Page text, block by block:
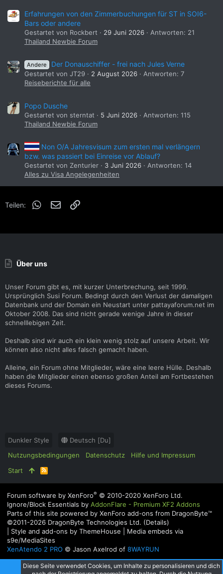
Erfahrungen von den Zimmerbuchungen für ST in SOI6-
Bars oder andere
Gestartet von Rockbert 29 Juni 2026
Antworten: 21
Thailand Newbie Forum
Andere Der Donauschiffer - frei nach Jules Verne
Gestartet von JT29 2 August 2026
Antworten: 7
Reiseberichte für alle
Popo Dusche
Gestartet von sterntat 5 Juni 2026
Antworten: 115
Thailand Newbie Forum
Non O/A Jahresvisum zum ersten mal verlängern
bzw. was passiert bei Einreise vor Ablauf?
Gestartet von Zenturier 3 Juni 2026
Antworten: 14
Alles zu Visa Angelegenheiten
Teilen: WhatsApp
E-Mail
Über uns
Unser Forum gibt es, mit kurzer Unterbrechung, seit 1999.
Ursprünglich Susi Forum. Bedingt durch den Verlust der damaligen
Datenbank und der Domain ein Neustart unter pattayaforum.net im
Oktober 2008. Das sind nicht gerade wenige Jahre in dieser
schnelllebigen Zeit.
Deshalb sind wir auch ein klein wenig stolz auf unsere Arbeit. Wir
können also nicht alles falsch gemacht haben.
Alleine, ein Forum ohne Mitglieder, wäre eine leere Hülle. Deshalb
haben die Mitglieder einen ebenso großen Anteil am Fortbestehen
dieses Forums.
Dunkler Style
Deutsch [Du]
Nutzungsbedingungen
Datenschutz
Hilfe und Impressum
Start
R
S
Forum software by XenForo® © 2010-2020 XenForo Ltd.
Ignore/Block Essentials by AddonFlare - Premium XF2 Addons
Parts of this site powered by XenForo add-ons from DragonByte™
©2011-2026 DragonByte Technologies Ltd. (Details)
Style and add-ons by ThemeHouse
Media embeds via
s9e/MediaSites
XenAtendo 2 PRO © Jason Axelrod of 8WAYRUN
Diese Seite verwendet Cookies, um Inhalte zu personalisieren und dich